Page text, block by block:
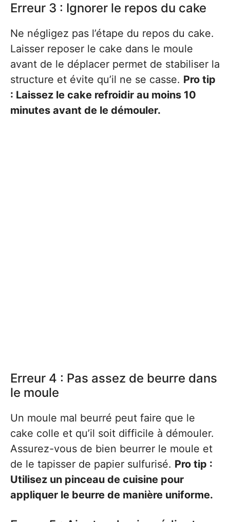
Erreur 3 : Ignorer le repos du cake
Ne négligez pas l’étape du repos du cake.
Laisser reposer le cake dans le moule
avant de le déplacer permet de stabiliser la
structure et évite qu’il ne se casse. Pro tip
: Laissez le cake refroidir au moins 10
minutes avant de le démouler.
Erreur 4 : Pas assez de beurre dans
le moule
Un moule mal beurré peut faire que le
cake colle et qu’il soit difficile à démouler.
Assurez-vous de bien beurrer le moule et
de le tapisser de papier sulfurisé. Pro tip :
Utilisez un pinceau de cuisine pour
appliquer le beurre de manière uniforme.